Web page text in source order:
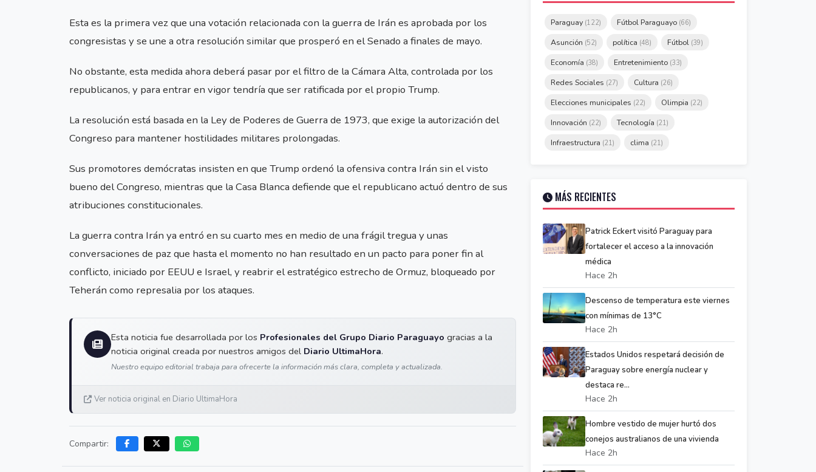
Esta es la primera vez que una votación relacionada con la guerra de Irán es aprobada por los
congresistas y se une a otra resolución similar que prosperó en el Senado a finales de mayo.
No obstante, esta medida ahora deberá pasar por el filtro de la Cámara Alta, controlada por los
republicanos, y para entrar en vigor tendría que ser ratificada por el propio Trump.
La resolución está basada en la Ley de Poderes de Guerra de 1973, que exige la autorización del
Congreso para mantener hostilidades militares prolongadas.
Sus promotores demócratas insisten en que Trump ordenó la ofensiva contra Irán sin el visto
bueno del Congreso, mientras que la Casa Blanca defiende que el republicano actuó dentro de sus
atribuciones constitucionales.
La guerra contra Irán ya entró en su cuarto mes en medio de una frágil tregua y unas
conversaciones de paz que hasta el momento no han resultado en un pacto para poner fin al
conflicto, iniciado por EEUU e Israel, y reabrir el estratégico estrecho de Ormuz, bloqueado por
Teherán como represalia por los ataques.
Esta noticia fue desarrollada por los Profesionales del Grupo Diario Paraguayo gracias a la
noticia original creada por nuestros amigos del Diario UltimaHora.
Nuestro equipo editorial trabaja para ofrecerte la información más clara, completa y actualizada.
Ver noticia original en Diario UltimaHora
Compartir:
Paraguay (122) Fútbol Paraguayo (66)
Asunción (52) política (48) Fútbol (39)
Economía (38) Entretenimiento (33)
Redes Sociales (27) Cultura (26)
Elecciones municipales (22) Olimpia (22)
Innovación (22) Tecnología (21)
Infraestructura (21) clima (21)
MÁS RECIENTES
Patrick Eckert visitó Paraguay para
fortalecer el acceso a la innovación
médica
Hace 2h
Descenso de temperatura este viernes
con mínimas de 13°C
Hace 2h
Estados Unidos respetará decisión de
Paraguay sobre energía nuclear y
destaca re...
Hace 2h
Hombre vestido de mujer hurtó dos
conejos australianos de una vivienda
Hace 2h